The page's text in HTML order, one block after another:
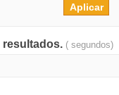
resultados. ( segundos)